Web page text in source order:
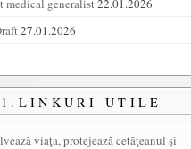
medical generalist22.01.2026
27.01.2026
1.LINKURI UTILE
viaţa, protejează cetăţeanul şi